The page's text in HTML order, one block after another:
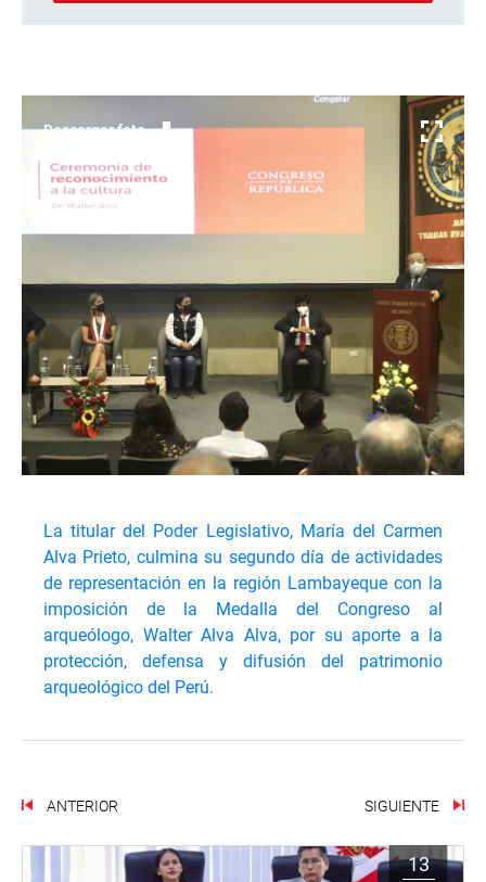
Descargar foto
La titular del Poder Legislativo, María del Carmen
Alva Prieto, culmina su segundo día de actividades
de representación en la región Lambayeque con la
imposición de la Medalla del Congreso al
arqueólogo, Walter Alva Alva, por su aporte a la
protección, defensa y difusión del patrimonio
arqueológico del Perú.
ANTERIOR SIGUIENTE
13